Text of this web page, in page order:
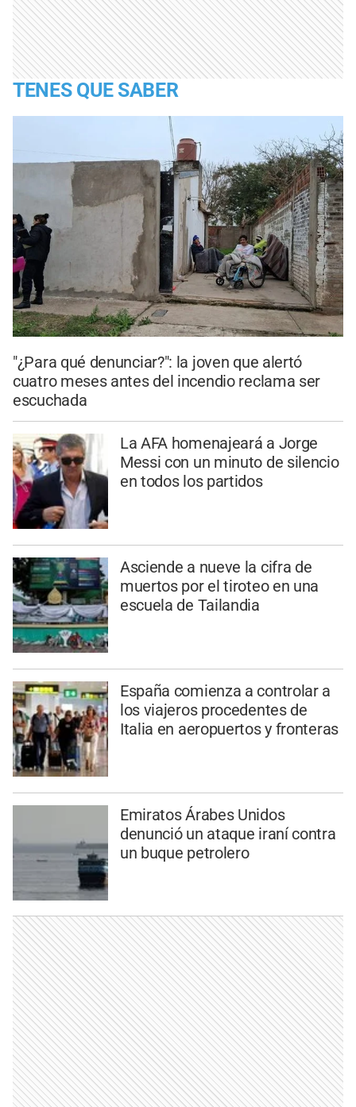
TENES QUE SABER
"¿Para qué denunciar?": la joven que alertó
cuatro meses antes del incendio reclama ser
escuchada
La AFA homenajeará a Jorge
Messi con un minuto de silencio
en todos los partidos
Asciende a nueve la cifra de
muertos por el tiroteo en una
escuela de Tailandia
España comienza a controlar a
los viajeros procedentes de
Italia en aeropuertos y fronteras
Emiratos Árabes Unidos
denunció un ataque iraní contra
un buque petrolero